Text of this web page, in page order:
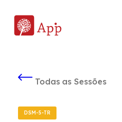
Todas as Sessões
DSM-5-TR